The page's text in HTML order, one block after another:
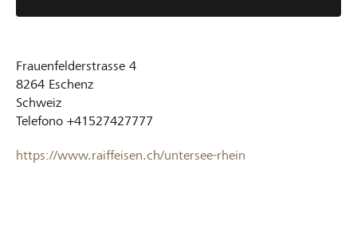
Frauenfelderstrasse 4
8264 Eschenz
Schweiz
Telefono +41527427777
https://www.raiffeisen.ch/untersee-rhein